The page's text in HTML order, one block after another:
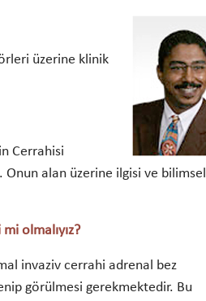
üzerine klinik
Cerrahisi
Onun alan üzerine ilgisi ve bilimsel
olmalıyız?
invaziv cerrahi adrenal bez
görülmesi gerekmektedir. Bu